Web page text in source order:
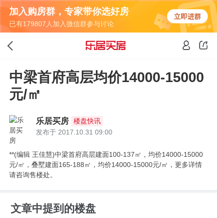
加入购房群，专家带你选好房
已有179807人加入微信群参与讨论
立即进群
中梁首府高层均价14000-15000
元/㎡
乐居买房
楼盘快讯
发布于 2017.10.31 09:00
**(编辑 王佳慧)中梁首府高层建面100-137㎡，均价14000-15000
元/㎡，叠墅建面165-188㎡，均价14000-15000元/㎡，更多详情
请咨询售楼处。
文章中提到的楼盘